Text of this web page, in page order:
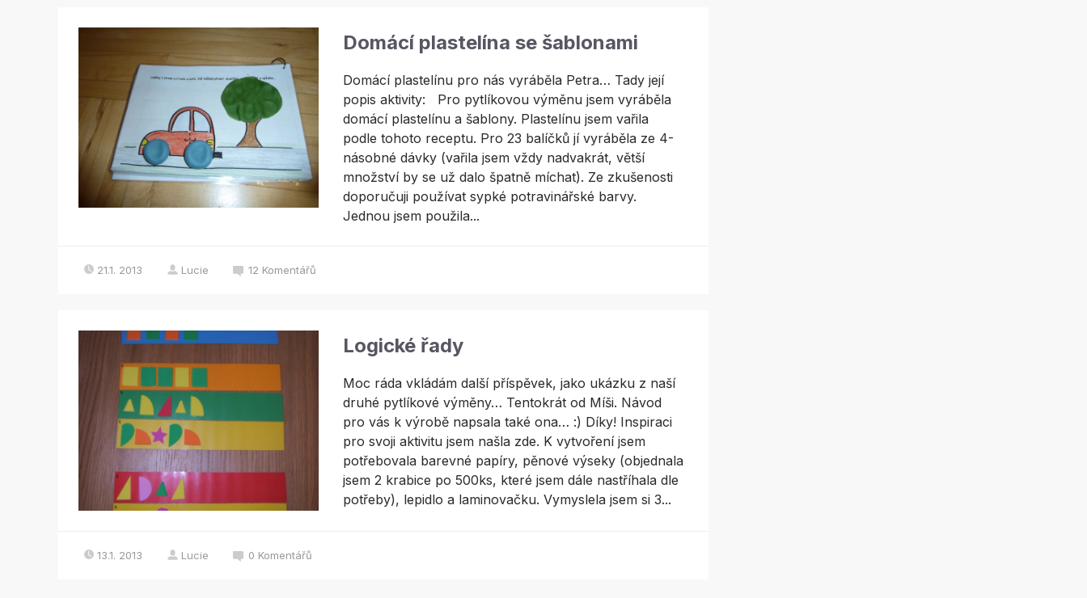
Domácí plastelína se šablonami
Domácí plastelínu pro nás vyráběla Petra… Tady její
popis aktivity: Pro pytlíkovou výměnu jsem vyráběla
domácí plastelínu a šablony. Plastelínu jsem vařila
podle tohoto receptu. Pro 23 balíčků jí vyráběla ze 4-
násobné dávky (vařila jsem vždy nadvakrát, větší
množství by se už dalo špatně míchat). Ze zkušenosti
doporučuji používat sypké potravinářské barvy.
Jednou jsem použila...
21.1. 2013 Lucie 12 Komentářů
Logické řady
Moc ráda vkládám další příspěvek, jako ukázku z naší
druhé pytlíkové výměny… Tentokrát od Míši. Návod
pro vás k výrobě napsala také ona… :) Díky! Inspiraci
pro svoji aktivitu jsem našla zde. K vytvoření jsem
potřebovala barevné papíry, pěnové výseky (objednala
jsem 2 krabice po 500ks, které jsem dále nastříhala dle
potřeby), lepidlo a laminovačku. Vymyslela jsem si 3...
13.1. 2013 Lucie 0 Komentářů